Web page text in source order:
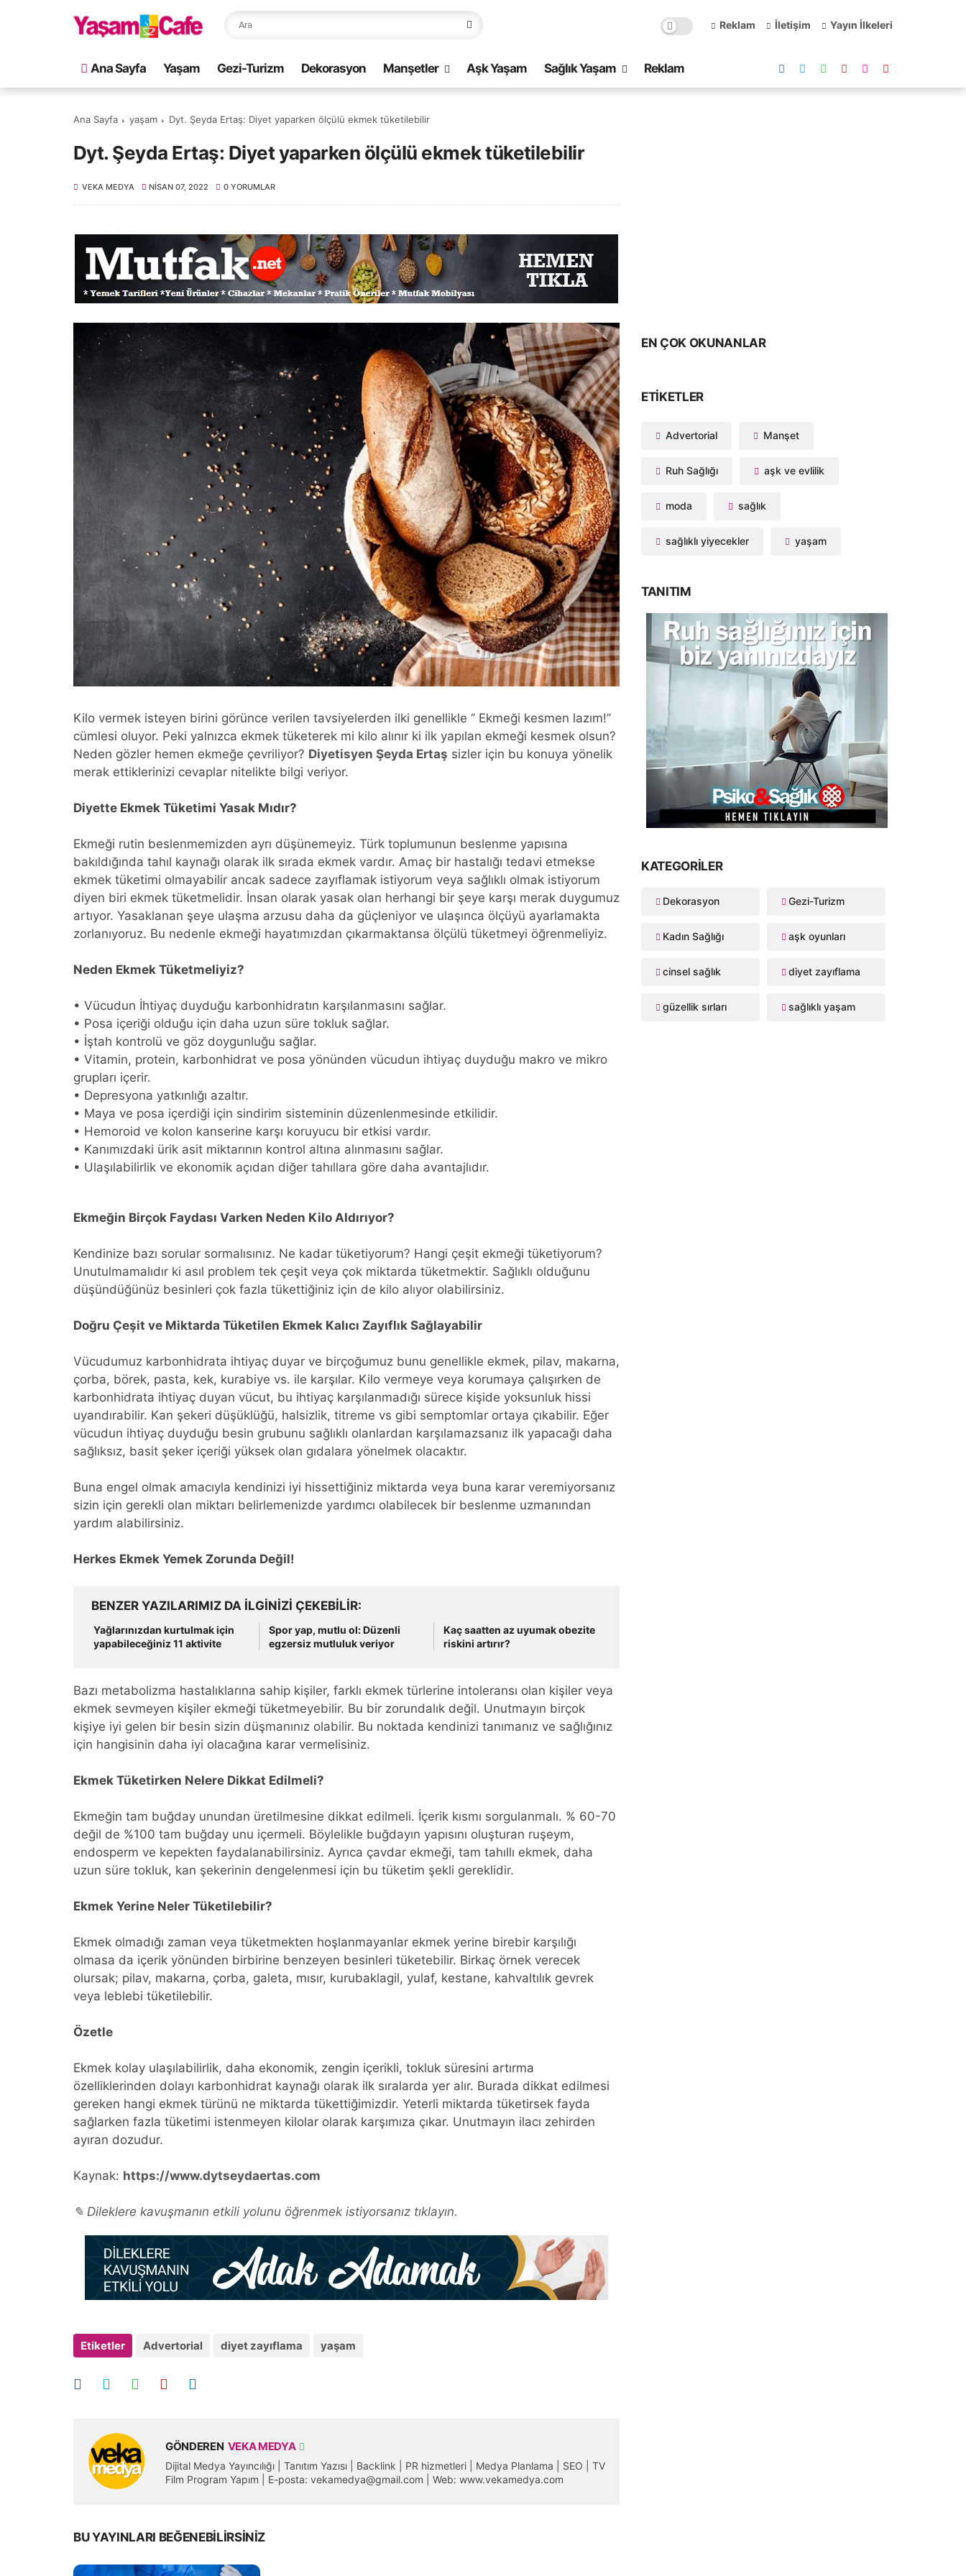
Reklam İletişim Yayın İlkeleri
Ana Sayfa Yaşam Gezi-Turizm Dekorasyon Manşetler Aşk Yaşam Sağlık Yaşam Reklam
Ana Sayfa yaşam Dyt. Şeyda Ertaş: Diyet yaparken ölçülü ekmek tüketilebilir
Dyt. Şeyda Ertaş: Diyet yaparken ölçülü ekmek tüketilebilir
VEKA MEDYA NISAN 07, 2022 0 YORUMLAR
Kilo vermek isteyen birini görünce verilen tavsiyelerden ilki genellikle ‘’ Ekmeği kesmen lazım!’’
cümlesi oluyor. Peki yalnızca ekmek tüketerek mi kilo alınır ki ilk yapılan ekmeği kesmek olsun?
Neden gözler hemen ekmeğe çevriliyor? Diyetisyen Şeyda Ertaş sizler için bu konuya yönelik
merak ettiklerinizi cevaplar nitelikte bilgi veriyor.
Diyette Ekmek Tüketimi Yasak Mıdır?
Ekmeği rutin beslenmemizden ayrı düşünemeyiz. Türk toplumunun beslenme yapısına
bakıldığında tahıl kaynağı olarak ilk sırada ekmek vardır. Amaç bir hastalığı tedavi etmekse
ekmek tüketimi olmayabilir ancak sadece zayıflamak istiyorum veya sağlıklı olmak istiyorum
diyen biri ekmek tüketmelidir. İnsan olarak yasak olan herhangi bir şeye karşı merak duygumuz
artıyor. Yasaklanan şeye ulaşma arzusu daha da güçleniyor ve ulaşınca ölçüyü ayarlamakta
zorlanıyoruz. Bu nedenle ekmeği hayatımızdan çıkarmaktansa ölçülü tüketmeyi öğrenmeliyiz.
Neden Ekmek Tüketmeliyiz?
• Vücudun İhtiyaç duyduğu karbonhidratın karşılanmasını sağlar.
• Posa içeriği olduğu için daha uzun süre tokluk sağlar.
• İştah kontrolü ve göz doygunluğu sağlar.
• Vitamin, protein, karbonhidrat ve posa yönünden vücudun ihtiyaç duyduğu makro ve mikro
grupları içerir.
• Depresyona yatkınlığı azaltır.
• Maya ve posa içerdiği için sindirim sisteminin düzenlenmesinde etkilidir.
• Hemoroid ve kolon kanserine karşı koruyucu bir etkisi vardır.
• Kanımızdaki ürik asit miktarının kontrol altına alınmasını sağlar.
• Ulaşılabilirlik ve ekonomik açıdan diğer tahıllara göre daha avantajlıdır.
Ekmeğin Birçok Faydası Varken Neden Kilo Aldırıyor?
Kendinize bazı sorular sormalısınız. Ne kadar tüketiyorum? Hangi çeşit ekmeği tüketiyorum?
Unutulmamalıdır ki asıl problem tek çeşit veya çok miktarda tüketmektir. Sağlıklı olduğunu
düşündüğünüz besinleri çok fazla tükettiğiniz için de kilo alıyor olabilirsiniz.
Doğru Çeşit ve Miktarda Tüketilen Ekmek Kalıcı Zayıflık Sağlayabilir
Vücudumuz karbonhidrata ihtiyaç duyar ve birçoğumuz bunu genellikle ekmek, pilav, makarna,
çorba, börek, pasta, kek, kurabiye vs. ile karşılar. Kilo vermeye veya korumaya çalışırken de
karbonhidrata ihtiyaç duyan vücut, bu ihtiyaç karşılanmadığı sürece kişide yoksunluk hissi
uyandırabilir. Kan şekeri düşüklüğü, halsizlik, titreme vs gibi semptomlar ortaya çıkabilir. Eğer
vücudun ihtiyaç duyduğu besin grubunu sağlıklı olanlardan karşılamazsanız ilk yapacağı daha
sağlıksız, basit şeker içeriği yüksek olan gıdalara yönelmek olacaktır.
Buna engel olmak amacıyla kendinizi iyi hissettiğiniz miktarda veya buna karar veremiyorsanız
sizin için gerekli olan miktarı belirlemenizde yardımcı olabilecek bir beslenme uzmanından
yardım alabilirsiniz.
Herkes Ekmek Yemek Zorunda Değil!
BENZER YAZILARIMIZ DA ILGINIZI ÇEKEBILIR
Yağlarınızdan kurtulmak için
yapabileceğiniz 11 aktivite
Spor yap, mutlu ol: Düzenli
egzersiz mutluluk veriyor
Kaç saatten az uyumak obezite
riskini artırır?
Bazı metabolizma hastalıklarına sahip kişiler, farklı ekmek türlerine intoleransı olan kişiler veya
ekmek sevmeyen kişiler ekmeği tüketmeyebilir. Bu bir zorundalık değil. Unutmayın birçok
kişiye iyi gelen bir besin sizin düşmanınız olabilir. Bu noktada kendinizi tanımanız ve sağlığınız
için hangisinin daha iyi olacağına karar vermelisiniz.
Ekmek Tüketirken Nelere Dikkat Edilmeli?
Ekmeğin tam buğday unundan üretilmesine dikkat edilmeli. İçerik kısmı sorgulanmalı. % 60-70
değil de %100 tam buğday unu içermeli. Böylelikle buğdayın yapısını oluşturan ruşeym,
endosperm ve kepekten faydalanabilirsiniz. Ayrıca çavdar ekmeği, tam tahıllı ekmek, daha
uzun süre tokluk, kan şekerinin dengelenmesi için bu tüketim şekli gereklidir.
Ekmek Yerine Neler Tüketilebilir?
Ekmek olmadığı zaman veya tüketmekten hoşlanmayanlar ekmek yerine birebir karşılığı
olmasa da içerik yönünden birbirine benzeyen besinleri tüketebilir. Birkaç örnek verecek
olursak; pilav, makarna, çorba, galeta, mısır, kurubaklagil, yulaf, kestane, kahvaltılık gevrek
veya leblebi tüketilebilir.
Özetle
Ekmek kolay ulaşılabilirlik, daha ekonomik, zengin içerikli, tokluk süresini artırma
özelliklerinden dolayı karbonhidrat kaynağı olarak ilk sıralarda yer alır. Burada dikkat edilmesi
gereken hangi ekmek türünü ne miktarda tükettiğimizdir. Yeterli miktarda tüketirsek fayda
sağlarken fazla tüketimi istenmeyen kilolar olarak karşımıza çıkar. Unutmayın ilacı zehirden
ayıran dozudur.
Kaynak: https://www.dytseydaertas.com
✎ Dileklere kavuşmanın etkili yolunu öğrenmek istiyorsanız tıklayın.
Etiketler Advertorial diyet zayıflama yaşam
GÖNDEREN VEKA MEDYA
Dijital Medya Yayıncılığı | Tanıtım Yazısı | Backlink | PR hizmetleri | Medya Planlama | SEO | TV
Film Program Yapım | E-posta: vekamedya@gmail.com | Web: www.vekamedya.com
BU YAYINLARI BEĞENEBILIRSINIZ
EN ÇOK OKUNANLAR
ETIKETLER
Advertorial Manşet
Ruh Sağlığı aşk ve evlilik
moda sağlık
sağlıklı yiyecekler yaşam
TANITIM
KATEGORILER
Dekorasyon Gezi-Turizm
Kadın Sağlığı aşk oyunları
cinsel sağlık diyet zayıflama
güzellik sırları sağlıklı yaşam